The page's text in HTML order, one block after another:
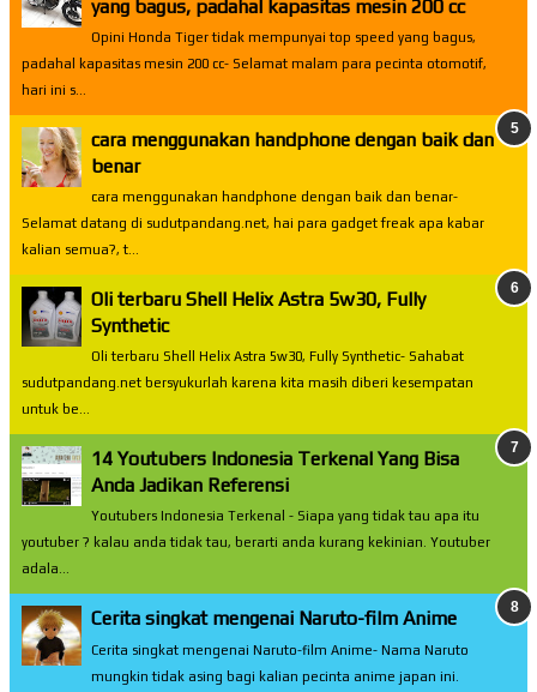
yang bagus, padahal kapasitas mesin 200 cc
Opini Honda Tiger tidak mempunyai top speed yang bagus,
padahal kapasitas mesin 200 cc- Selamat malam para pecinta otomotif,
hari ini s...
cara menggunakan handphone dengan baik dan
benar
cara menggunakan handphone dengan baik dan benar-
Selamat datang di sudutpandang.net, hai para gadget freak apa kabar
kalian semua?, t...
Oli terbaru Shell Helix Astra 5w30, Fully
Synthetic
Oli terbaru Shell Helix Astra 5w30, Fully Synthetic- Sahabat
sudutpandang.net bersyukurlah karena kita masih diberi kesempatan
untuk be...
14 Youtubers Indonesia Terkenal Yang Bisa
Anda Jadikan Referensi
Youtubers Indonesia Terkenal - Siapa yang tidak tau apa itu
youtuber ? kalau anda tidak tau, berarti anda kurang kekinian. Youtuber
adala...
Cerita singkat mengenai Naruto-film Anime
Cerita singkat mengenai Naruto-film Anime- Nama Naruto
mungkin tidak asing bagi kalian pecinta anime japan ini.